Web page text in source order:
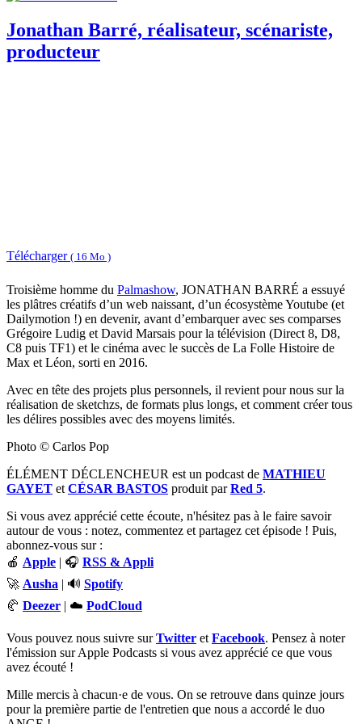
Jonathan Barré, réalisateur, scénariste,
producteur
Télécharger ( 16 Mo )
Troisième homme du Palmashow, JONATHAN BARRÉ a essuyé
les plâtres créatifs d’un web naissant, d’un écosystème Youtube (et
Dailymotion !) en devenir, avant d’embarquer avec ses comparses
Grégoire Ludig et David Marsais pour la télévision (Direct 8, D8,
C8 puis TF1) et le cinéma avec le succès de La Folle Histoire de
Max et Léon, sorti en 2016.
Avec en tête des projets plus personnels, il revient pour nous sur la
réalisation de sketchzs, de formats plus longs, et comment créer tous
les délires possibles avec des moyens limités.
Photo © Carlos Pop
ÉLÉMENT DÉCLENCHEUR est un podcast de MATHIEU
GAYET et CÉSAR BASTOS produit parRed 5.
Si vous avez apprécié cette écoute, n'hésitez pas à le faire savoir
autour de vous : notez, commentez et partagez cet épisode ! Puis,
abonnez-vous sur :
🍎 Apple | 🎧 RSS & Appli
🚀 Ausha | 🔊 Spotify
🥐 Deezer | ☁️ PodCloud
Vous pouvez nous suivre surTwitter et Facebook. Pensez à noter
l'émission sur Apple Podcasts si vous avez apprécié ce que vous
avez écouté !
Mille mercis à chacun·e de vous. On se retrouve dans quinze jours
pour la première partie de l'entretien que nous a accordé le duo